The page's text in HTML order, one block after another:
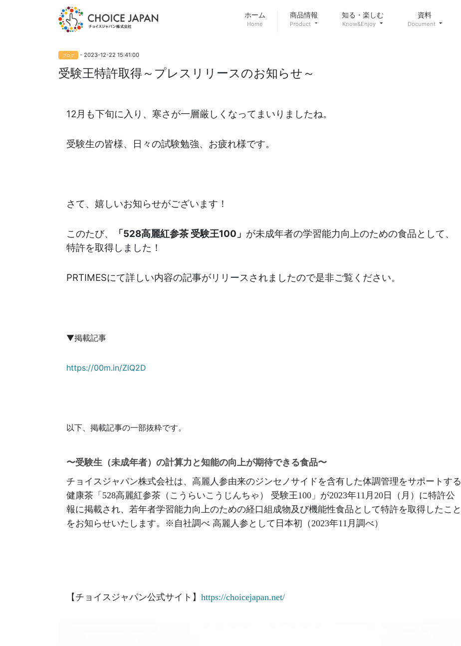
ホーム
Home
商品情報
Product
知る・楽しむ
Know&Enjoy
資料
Document
ブログ - 2023-12-22 15:41:00
受験王特許取得～プレスリリースのお知らせ～
12月も下旬に入り、寒さが一層厳しくなってまいりましたね。
受験生の皆様、日々の試験勉強、お疲れ様です。
さて、嬉しいお知らせがございます！
このたび、 「528高麗紅参茶 受験王100」 が未成年者の学習能力向上のための食品として、
特許を取得しました！
PRTIMESにて詳しい内容の記事がリリースされましたので是非ご覧ください。
▼掲載記事
https://00m.in/ZlQ2D
以下、掲載記事の一部抜粋です。
〜受験生（未成年者）の計算力と知能の向上が期待できる食品〜
チョイスジャパン株式会社は、高麗人参由来のジンセノサイドを含有した体調管理をサポートする
健康茶「528高麗紅参茶（こうらいこうじんちゃ） 受験王100」が2023年11月20日（月）に特許公
報に掲載され、若年者学習能力向上のための経口組成物及び機能性食品として特許を取得したこと
をお知らせいたします。※自社調べ 高麗人参として日本初（2023年11月調べ）
【チョイスジャパン公式サイト】 https://choicejapan.net/